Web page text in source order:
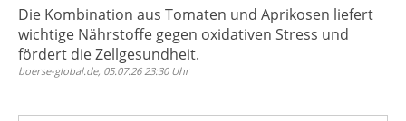
Die Kombination aus Tomaten und Aprikosen liefert
wichtige Nährstoffe gegen oxidativen Stress und
fördert die Zellgesundheit.
boerse-global.de, 05.07.26 23:30 Uhr